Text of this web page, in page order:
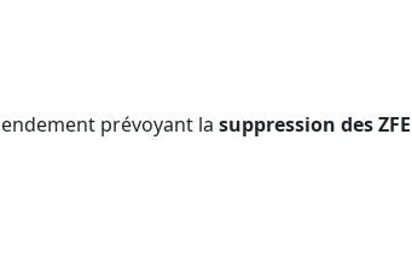
prévoyant la suppression des ZFE